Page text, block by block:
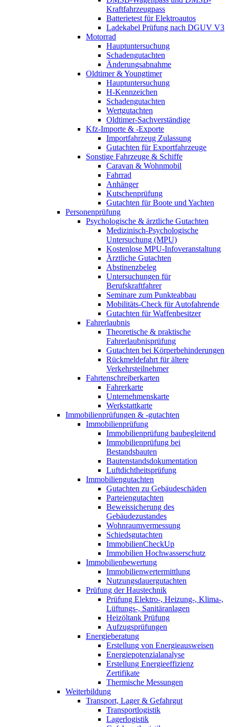
Kraftfahrzeugpass
Batterietest für Elektroautos
Ladekabel Prüfung nach DGUV V3
Motorrad
Hauptuntersuchung
Schadengutachten
Änderungsabnahme
Oldtimer & Youngtimer
Hauptuntersuchung
H-Kennzeichen
Schadengutachten
Wertgutachten
Oldtimer-Sachverständige
Kfz-Importe & -Exporte
Importfahrzeug Zulassung
Gutachten für Exportfahrzeuge
Sonstige Fahrzeuge & Schiffe
Caravan & Wohnmobil
Fahrrad
Anhänger
Kutschenprüfung
Gutachten für Boote und Yachten
Personenprüfung
Psychologische & ärztliche Gutachten
Medizinisch-Psychologische
Untersuchung (MPU)
Kostenlose MPU-Infoveranstaltung
Ärztliche Gutachten
Abstinenzbeleg
Untersuchungen für
Berufskraftfahrer
Seminare zum Punkteabbau
Mobilitäts-Check für Autofahrende
Gutachten für Waffenbesitzer
Fahrerlaubnis
Theoretische & praktische
Fahrerlaubnisprüfung
Gutachten bei Körperbehinderungen
Rückmeldefahrt für ältere
Verkehrsteilnehmer
Fahrtenschreiberkarten
Fahrerkarte
Unternehmenskarte
Werkstattkarte
Immobilienprüfungen & -gutachten
Immobilienprüfung
Immobilienprüfung baubegleitend
Immobilienprüfung bei
Bestandsbauten
Bautenstandsdokumentation
Luftdichtheitsprüfung
Immobiliengutachten
Gutachten zu Gebäudeschäden
Parteiengutachten
Beweissicherung des
Gebäudezustandes
Wohnraumvermessung
Schiedsgutachten
ImmobilienCheckUp
Immobilien Hochwasserschutz
Immobilienbewertung
Immobilienwertermittlung
Nutzungsdauergutachten
Prüfung der Haustechnik
Prüfung Elektro-, Heizung-, Klima-,
Lüftungs-, Sanitäranlagen
Heizöltank Prüfung
Aufzugsprüfungen
Energieberatung
Erstellung von Energieausweisen
Energiepotenzialanalyse
Erstellung Energieeffizienz
Zertifikate
Thermische Messungen
Weiterbildung
Transport, Lager & Gefahrgut
Transportlogistik
Lagerlogistik